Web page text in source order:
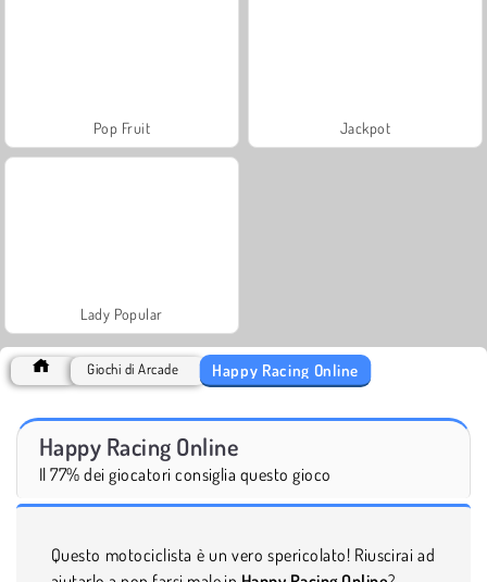
Pop Fruit Jackpot
Lady Popular
Giochi di Arcade Happy Racing Online
Happy Racing Online
Il 77% dei giocatori consiglia questo gioco
Questo motociclista è un vero spericolato! Riuscirai ad